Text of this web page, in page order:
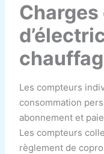
Charges
Les compteurs
consommation
abonnement et
Les compteurs
règlement de